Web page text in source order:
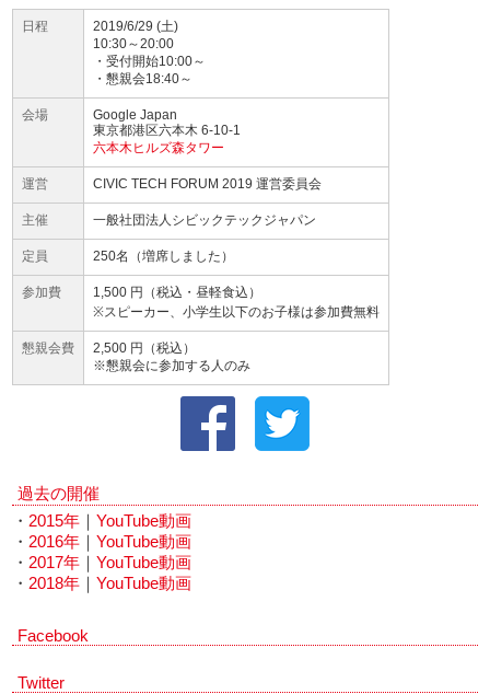
日程
2019/6/29 (土)
10:30～20:00
・受付開始10:00～
・懇親会18:40～
会場
Google Japan
東京都港区六本木 6-10-1
六本木ヒルズ森タワー
運営 CIVIC TECH FORUM 2019 運営委員会
主催 一般社団法人シビックテックジャパン
定員 250名（増席しました）
参加費
1,500 円（税込・昼軽食込）
※スピーカー、小学生以下のお子様は参加費無料
懇親会費
2,500 円（税込）
※懇親会に参加する人のみ
過去の開催
・ 2015年 ｜YouTube動画
・ 2016年 ｜YouTube動画
・ 2017年 ｜YouTube動画
・ 2018年 ｜YouTube動画
Facebook
Twitter